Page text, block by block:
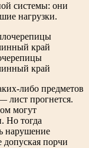
системы: они
нагрузки.
край
либо предметов
лист прогнется.
могут
Но тогда
нарушение
допуская порчи